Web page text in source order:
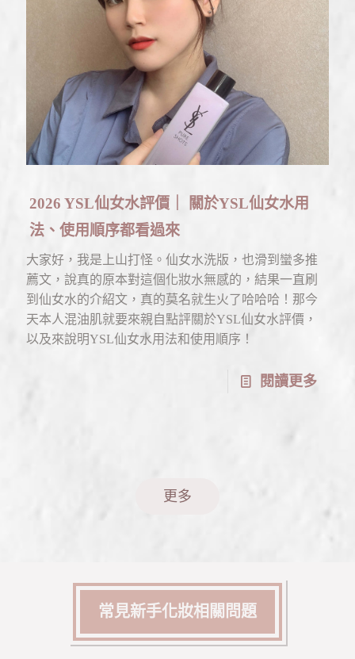
2026 YSL仙女水評價｜ 關於YSL仙女水用
法、使用順序都看過來
大家好，我是上山打怪。仙女水洗版，也滑到蠻多推
薦文，說真的原本對這個化妝水無感的，結果一直刷
到仙女水的介紹文，真的莫名就生火了哈哈哈！那今
天本人混油肌就要來親自點評關於YSL仙女水評價，
以及來說明YSL仙女水用法和使用順序！
閱讀更多
更多
常見新手化妝相關問題